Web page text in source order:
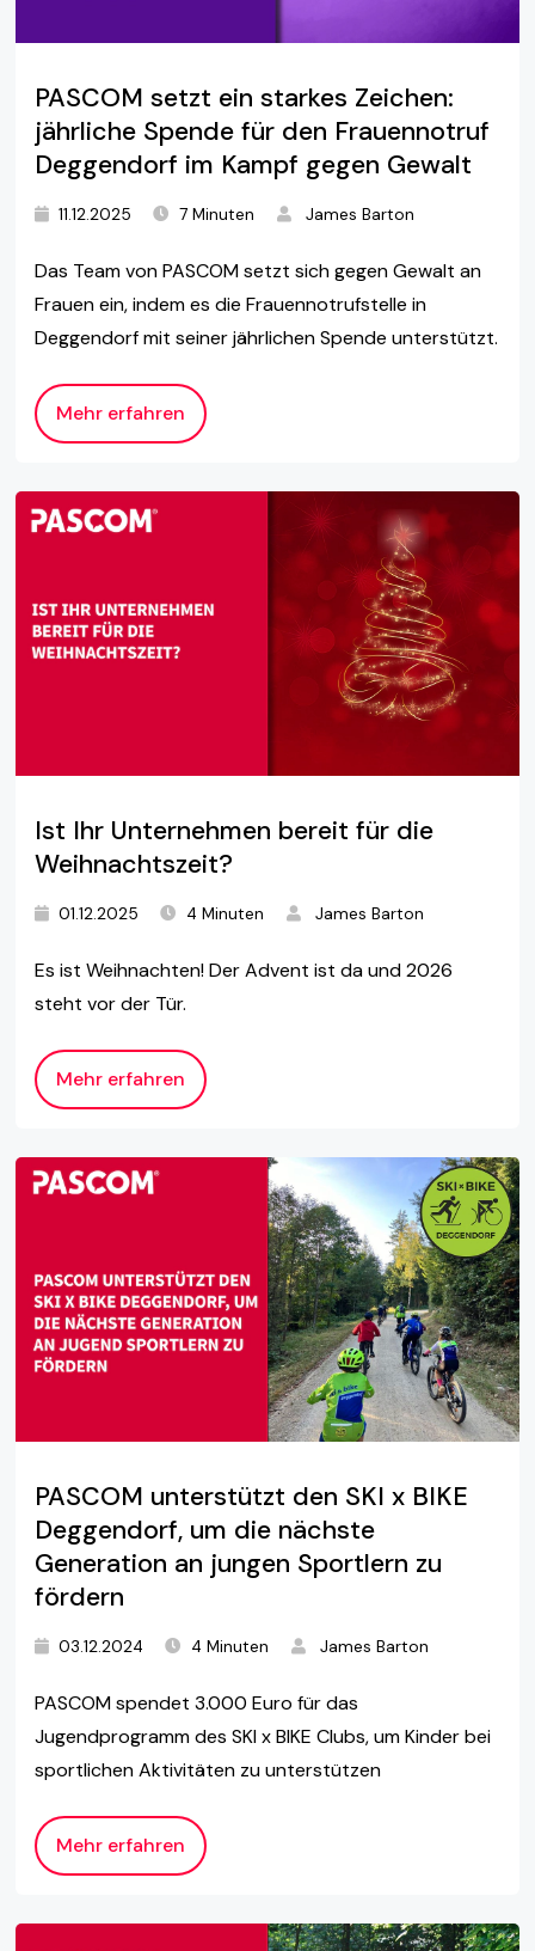
PASCOM setzt ein starkes Zeichen:
jährliche Spende für den Frauennotruf
Deggendorf im Kampf gegen Gewalt
11.12.2025 7 Minuten James Barton
Das Team von PASCOM setzt sich gegen Gewalt an
Frauen ein, indem es die Frauennotrufstelle in
Deggendorf mit seiner jährlichen Spende unterstützt.
Mehr erfahren
Ist Ihr Unternehmen bereit für die
Weihnachtszeit?
01.12.2025 4 Minuten James Barton
Es ist Weihnachten! Der Advent ist da und 2026
steht vor der Tür.
Mehr erfahren
PASCOM unterstützt den SKI x BIKE
Deggendorf, um die nächste
Generation an jungen Sportlern zu
fördern
03.12.2024 4 Minuten James Barton
PASCOM spendet 3.000 Euro für das
Jugendprogramm des SKI x BIKE Clubs, um Kinder bei
sportlichen Aktivitäten zu unterstützen
Mehr erfahren